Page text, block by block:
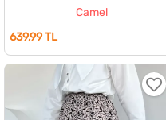
Camel
639,99 TL